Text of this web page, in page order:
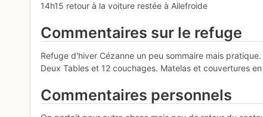
14h15 retour à la voiture restée à Ailefroide
Commentaires sur le refuge
Refuge d'hiver Cézanne un peu sommaire mais pratique.
Deux Tables et 12 couchages. Matelas et couvertures en
Commentaires personnels